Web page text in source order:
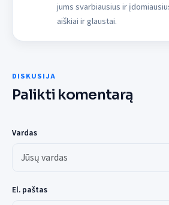
jums svarbiausius ir
aiškiai ir glaustai.
DISKUSIJA
Palikti komentarą
Vardas
El. paštas